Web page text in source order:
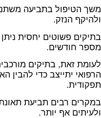
משך הטיפול בתביעה
ולהיקף הנזק.
בתיקים פשוטים יחסית
מספר חודשים.
לעומת זאת, בתיקים
הרפואי יתייצב כדי להבין
תפקודית.
במקרים רבים תביעת
ולעיתים אף יותר.